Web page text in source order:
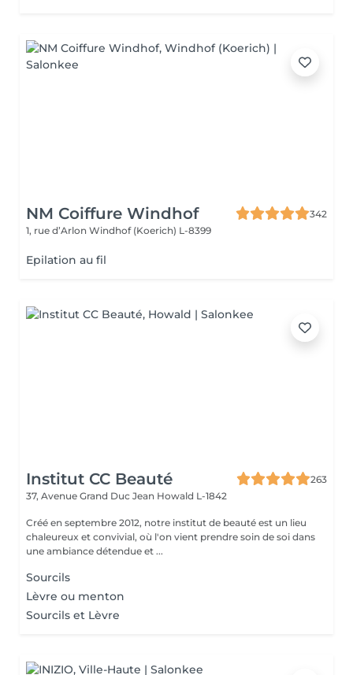
NM Coiffure Windhof
342
1, rue d’Arlon Windhof (Koerich) L-8399
Epilation au fil
Institut CC Beauté
263
37, Avenue Grand Duc Jean Howald L-1842
Créé en septembre 2012, notre institut de beauté est un lieu
chaleureux et convivial, où l'on vient prendre soin de soi dans
une ambiance détendue et ...
Sourcils
Lèvre ou menton
Sourcils et Lèvre